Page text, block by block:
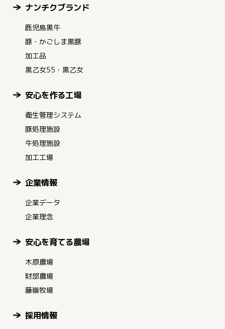
ナンチクブランド
鹿児島黒牛
豚・かごしま黒豚
加工品
黒乙女55・黒乙女
安心を作る工場
衛生管理システム
豚処理施設
牛処理施設
加工工場
企業情報
企業データ
企業理念
安心を育てる農場
木原農場
財部農場
藤嶺牧場
採用情報